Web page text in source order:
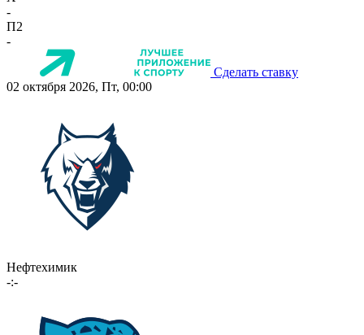
-
П2
-
Сделать ставку
02 октября 2026, Пт, 00:00
Нефтехимик
-:-